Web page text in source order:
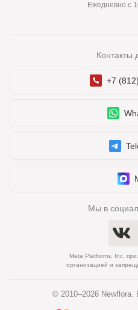
Ежедневно с
Контакты
+7
Мы в
Meta Platforms, Inc.
организацией и
© 2010–2026